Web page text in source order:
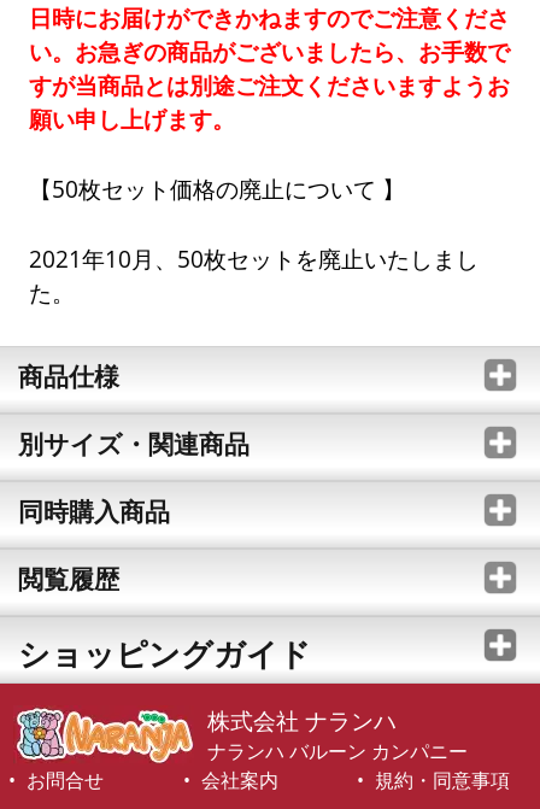
日時にお届けができかねますのでご注意くださ
い。お急ぎの商品がございましたら、お手数で
すが当商品とは別途ご注文くださいますようお
願い申し上げます。
50枚セット価格の廃止について
2021年10月、50枚セットを廃止いたしまし
た。
商品仕様
別サイズ・関連商品
同時購入商品
閲覧履歴
ショッピングガイド
株式会社 ナランハ
ナランハ バルーン カンパニー
お問合せ
会社案内
規約・同意事項